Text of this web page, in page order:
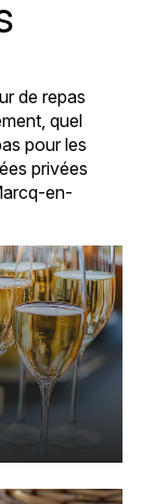
de repas
quel
pour les
privées
en-